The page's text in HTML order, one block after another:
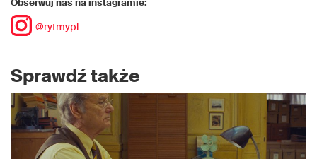
Obserwuj nas na instagramie:
@rytmypl
Sprawdź także